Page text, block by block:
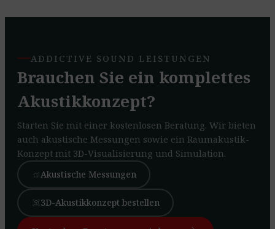
ADDICTIVE SOUND LEISTUNGEN
Brauchen Sie ein komplettes
Akustikkonzept?
Starten Sie mit einer kostenlosen Beratung. Wir bieten
auch akustische Messungen sowie ein Raumakustik-
Konzept mit 3D-Visualisierung und Simulation.
monitoringAkustische Messungen
view_in_ar3D-Akustikkonzept bestellen